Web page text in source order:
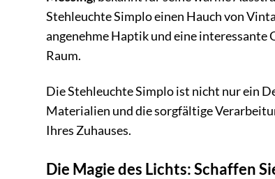
Stehleuchte Simplo einen Hauch von
angenehme Haptik und eine
Raum.
Die Stehleuchte Simplo ist nicht nur ein
Materialien und die sorgfältige
Ihres Zuhauses.
Die Magie des Lichts: Schaffen